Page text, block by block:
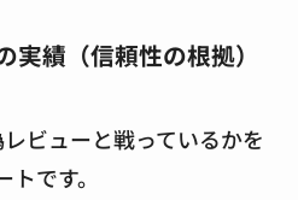
績（信頼性の根拠）
ビューと戦っているかを
です。